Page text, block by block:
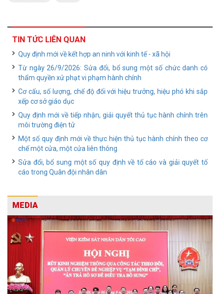
TIN TỨC LIÊN QUAN
Quy định mới về kết hợp an ninh với kinh tế - xã hội
Từ ngày 26/9/2026: Sửa đổi, bổ sung một số chức danh có
thẩm quyền xử phạt vi phạm hành chính
Cơ cấu, số lượng, chế độ đối với hiệu trưởng, hiệu phó khi sắp
xếp cơ sở giáo dục
Quy định mới về tiếp nhận, giải quyết thủ tục hành chính trên
môi trường điện tử
Một số quy định mới về thực hiện thủ tục hành chính theo cơ
chế một cửa, một cửa liên thông
Sửa đổi, bổ sung một số quy định về tố cáo và giải quyết tố
cáo trong Quân đội nhân dân
MEDIA